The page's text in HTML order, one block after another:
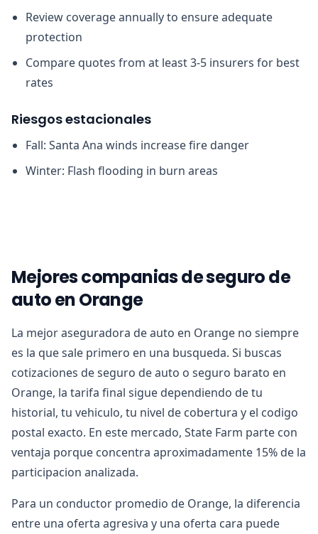
Review coverage annually to ensure adequate
protection
Compare quotes from at least 3-5 insurers for best
rates
Riesgos estacionales
Fall: Santa Ana winds increase fire danger
Winter: Flash flooding in burn areas
Mejores companias de seguro de
auto en Orange
La mejor aseguradora de auto en Orange no siempre
es la que sale primero en una busqueda. Si buscas
cotizaciones de seguro de auto o seguro barato en
Orange, la tarifa final sigue dependiendo de tu
historial, tu vehiculo, tu nivel de cobertura y el codigo
postal exacto. En este mercado, State Farm parte con
ventaja porque concentra aproximadamente 15% de la
participacion analizada.
Para un conductor promedio de Orange, la diferencia
entre una oferta agresiva y una oferta cara puede